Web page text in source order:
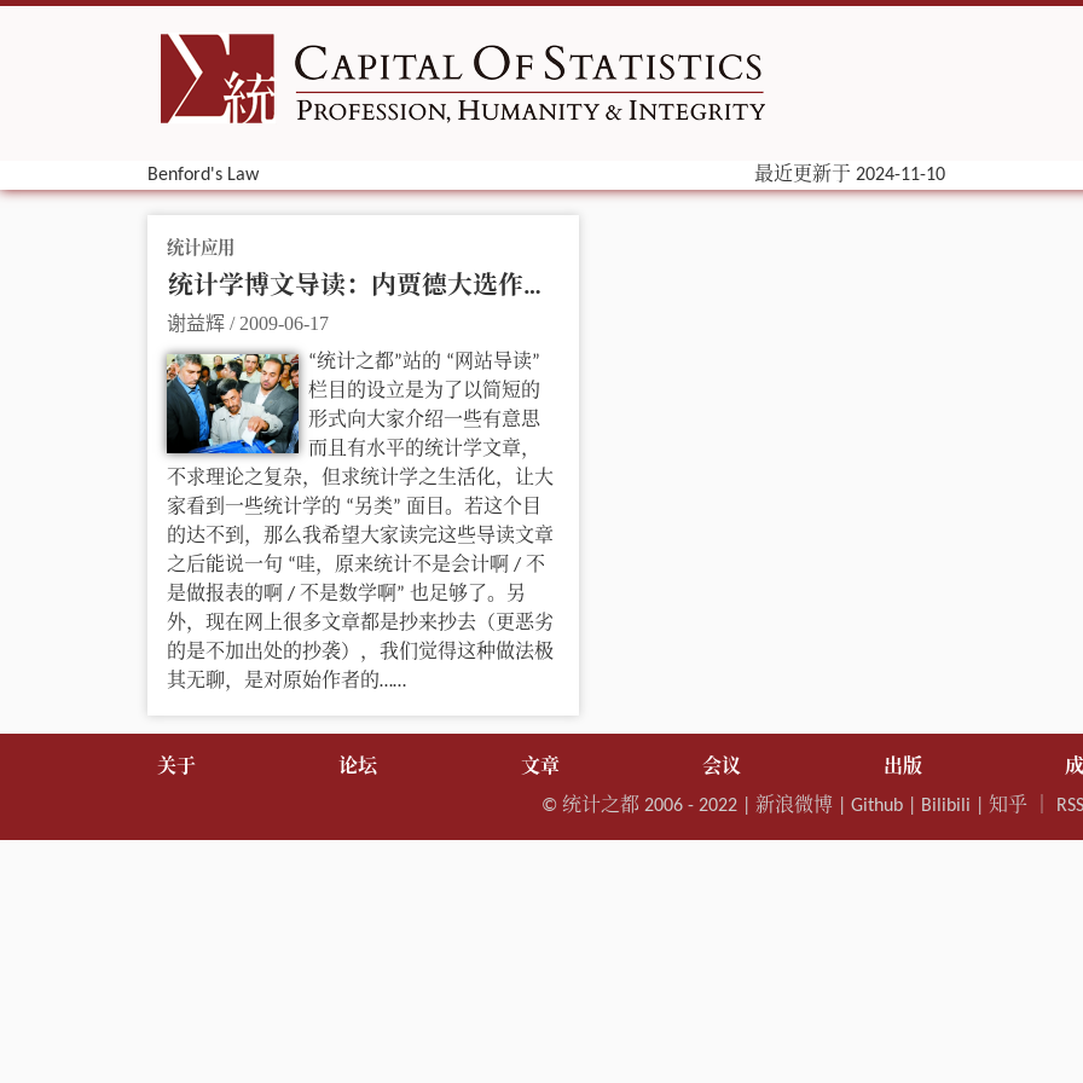
Benford's Law 最近更新于 2024-11-10
统计应用
统计学博文导读：内贾德大选作弊？流星撞飞机的概率？买双色球？
谢益辉 / 2009-06-17
“统计之都”站的 “网站导读”
栏目的设立是为了以简短的
形式向大家介绍一些有意思
而且有水平的统计学文章，
不求理论之复杂，但求统计学之生活化，让大
家看到一些统计学的 “另类” 面目。若这个目
的达不到，那么我希望大家读完这些导读文章
之后能说一句 “哇，原来统计不是会计啊 / 不
是做报表的啊 / 不是数学啊” 也足够了。另
外，现在网上很多文章都是抄来抄去（更恶劣
的是不加出处的抄袭），我们觉得这种做法极
其无聊，是对原始作者的……
关于 论坛 文章 会议 出版
© 统计之都 2006 - 2022 | 新浪微博 Github| Bilibili 知乎｜ RSS